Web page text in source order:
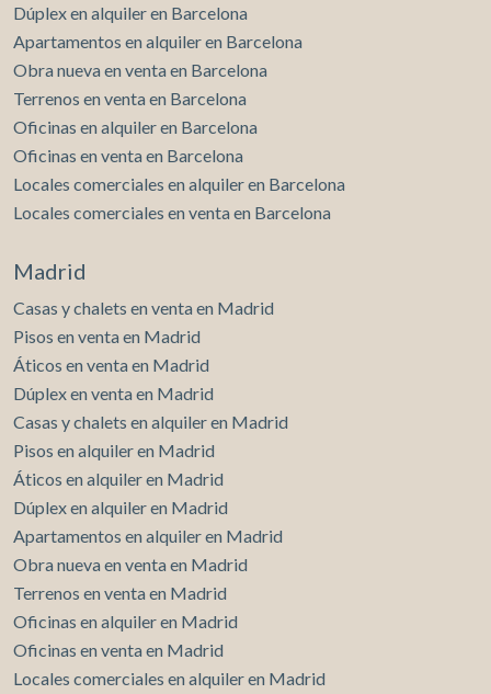
Dúplex en alquiler en Barcelona
Apartamentos en alquiler en Barcelona
Obra nueva en venta en Barcelona
Terrenos en venta en Barcelona
Oficinas en alquiler en Barcelona
Oficinas en venta en Barcelona
Locales comerciales en alquiler en Barcelona
Locales comerciales en venta en Barcelona
Madrid
Casas y chalets en venta en Madrid
Pisos en venta en Madrid
Áticos en venta en Madrid
Dúplex en venta en Madrid
Casas y chalets en alquiler en Madrid
Pisos en alquiler en Madrid
Áticos en alquiler en Madrid
Dúplex en alquiler en Madrid
Apartamentos en alquiler en Madrid
Obra nueva en venta en Madrid
Terrenos en venta en Madrid
Oficinas en alquiler en Madrid
Oficinas en venta en Madrid
Locales comerciales en alquiler en Madrid